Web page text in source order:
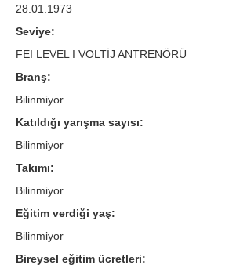
28.01.1973
Seviye:
FEI LEVEL I VOLTİJ ANTRENÖRÜ
Branş:
Bilinmiyor
Katıldığı yarışma sayısı:
Bilinmiyor
Takımı:
Bilinmiyor
Eğitim verdiği yaş:
Bilinmiyor
Bireysel eğitim ücretleri: